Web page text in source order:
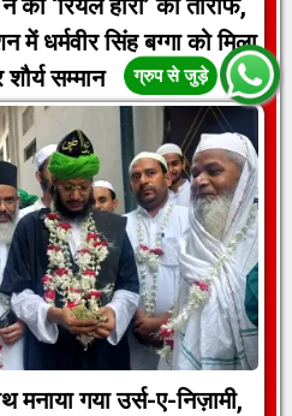
‘रियल हीरो’ की तारीफ,
में धर्मवीर सिंह बग्गा को मिला
सम्मान
गया उर्स-ए-निज़ामी,